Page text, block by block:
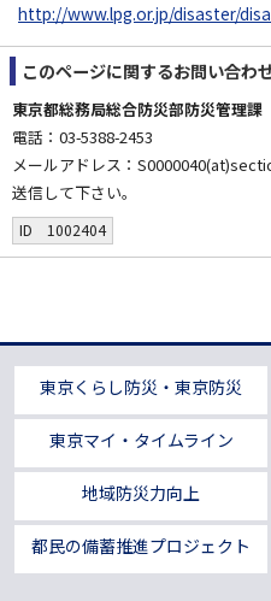
http://www.lpg.or.jp/disaster/
このページに関するお問い合わ
東京都総務局総合防災部防災管理課
電話：03-5388-2453
メールアドレス：
送信して下さい。
ID 1002404
東京くらし防災・東京防災
東京マイ・タイムライン
地域防災力向上
都民の備蓄推進プロジェクト